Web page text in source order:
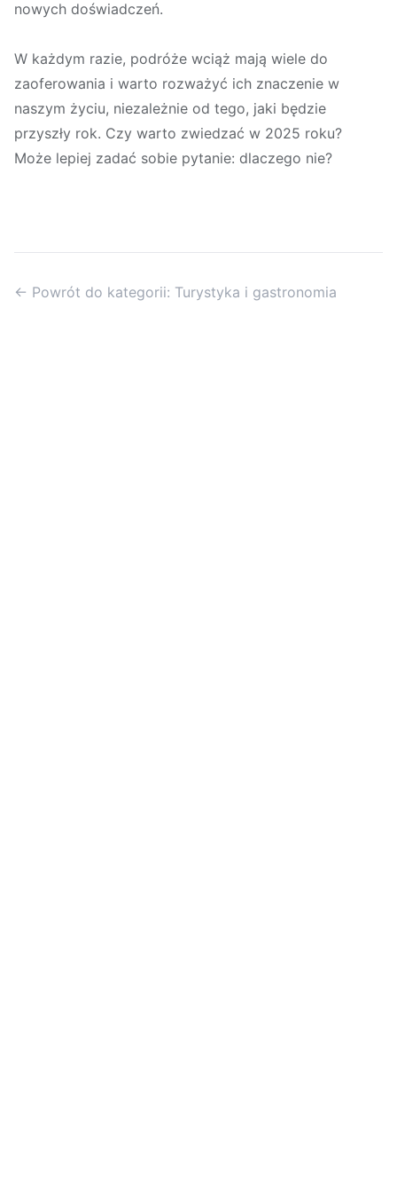
nowych doświadczeń.
W każdym razie, podróże wciąż mają wiele do
zaoferowania i warto rozważyć ich znaczenie w
naszym życiu, niezależnie od tego, jaki będzie
przyszły rok. Czy warto zwiedzać w 2025 roku?
Może lepiej zadać sobie pytanie: dlaczego nie?
← Powrót do kategorii: Turystyka i gastronomia